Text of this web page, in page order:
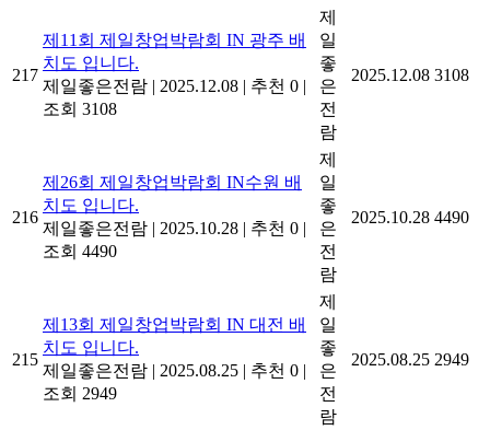
217
제11회 제일창업박람회 IN 광주 배
치도 입니다.
제일좋은전람 | 2025.12.08 | 추천 0 |
조회 3108
제
일
좋
은
전
람
2025.12.08 3108
216
제26회 제일창업박람회 IN수원 배
치도 입니다.
제일좋은전람 | 2025.10.28 | 추천 0 |
조회 4490
제
일
좋
은
전
람
2025.10.28 4490
215
제13회 제일창업박람회 IN 대전 배
치도 입니다.
제일좋은전람 | 2025.08.25 | 추천 0 |
조회 2949
제
일
좋
은
전
람
2025.08.25 2949